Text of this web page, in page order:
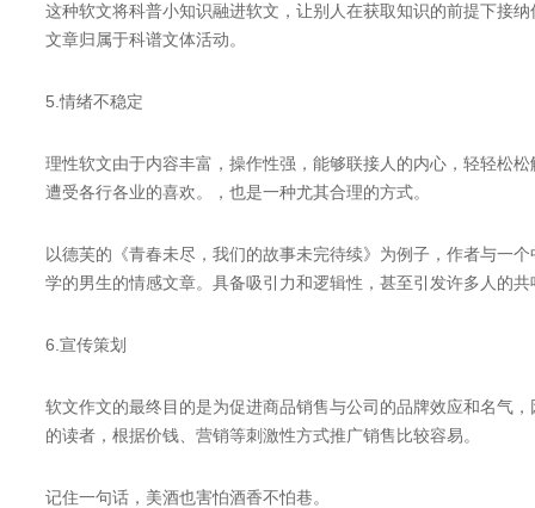
这种软文将科普小知识融进软文，让别人在获取知识的前提下接
文章归属于科谱文体活动。
5.情绪不稳定
理性软文由于内容丰富，操作性强，能够联接人的内心，轻轻松
遭受各行各业的喜欢。，也是一种尤其合理的方式。
以德芙的《青春未尽，我们的故事未完待续》为例子，作者与一
学的男生的情感文章。具备吸引力和逻辑性，甚至引发许多人的
6.宣传策划
软文作文的最终目的是为促进商品销售与公司的品牌效应和名气
的读者，根据价钱、营销等刺激性方式推广销售比较容易。
记住一句话，美酒也害怕酒香不怕巷。